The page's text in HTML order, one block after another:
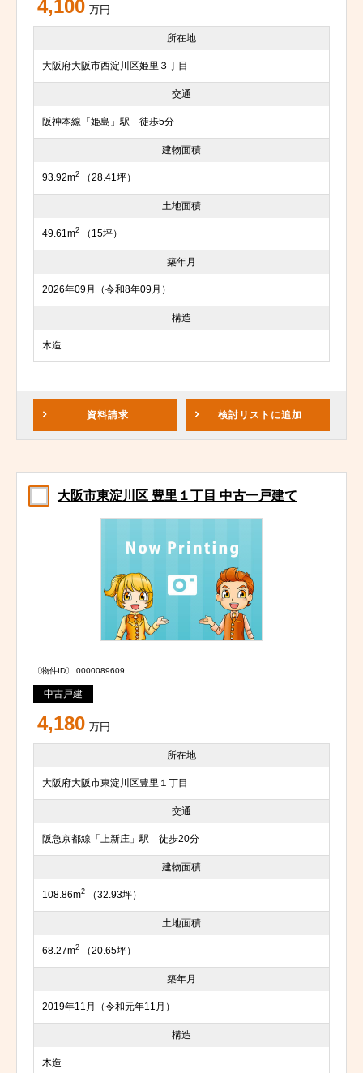
4,100 万円
所在地
大阪府大阪市西淀川区姫里３丁目
交通
阪神本線「姫島」駅 徒歩5分
建物面積
93.92m2 （28.41坪）
土地面積
49.61m2 （15坪）
築年月
2026年09月（令和8年09月）
構造
木造
資料請求 検討リスト に追加
大阪市東淀川区 豊里１丁目 中古一戸建て
〔物件ID〕 0000089609
中古戸建
4,180 万円
所在地
大阪府大阪市東淀川区豊里１丁目
交通
阪急京都線「上新庄」駅 徒歩20分
建物面積
108.86m2 （32.93坪）
土地面積
68.27m2 （20.65坪）
築年月
2019年11月（令和元年11月）
構造
木造